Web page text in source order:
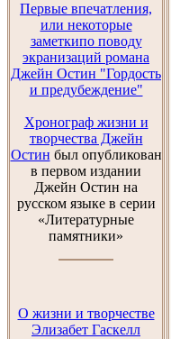
Первые впечатления,
или некоторые
заметкипо поводу
экранизаций романа
Джейн Остин "Гордость
и предубеждение"
Хронограф жизни и
творчества Джейн
Остин был опубликован
в первом издании
Джейн Остин на
русском языке в серии
«Литературные
памятники»
О жизни и творчестве
Элизабет Гаскелл